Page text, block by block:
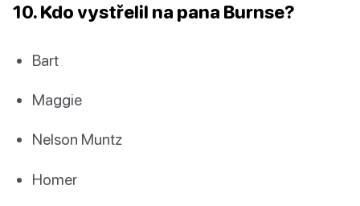
10. Kdo vystřelil na pana Burnse?
Bart
Maggie
Nelson Muntz
Homer